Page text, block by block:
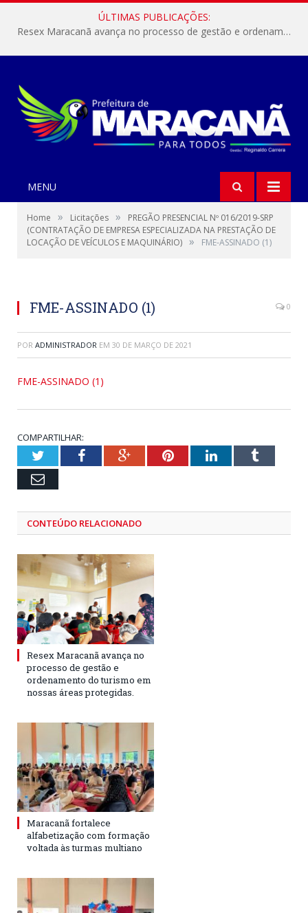
ÚLTIMAS PUBLICAÇÕES:
Resex Maracanã avança no processo de gestão e ordenamento do turismo em nossas áreas protegidas.
MENU
Home » Licitações »
PREGÃO PRESENCIAL Nº 016/2019-SRP
(CONTRATAÇÃO DE EMPRESA ESPECIALIZADA NA PRESTAÇÃO DE
LOCAÇÃO DE VEÍCULOS E MAQUINÁRIO) » FME-ASSINADO (1)
FME-ASSINADO (1) 0
POR ADMINISTRADOR EM 30 DE MARÇO DE 2021
FME-ASSINADO (1)
COMPARTILHAR:
TwitterFacebookGoogle+PinterestLinkedInTumblr
Email
CONTEÚDO RELACIONADO
Resex Maracanã avança no
processo de gestão e
ordenamento do turismo em
nossas áreas protegidas.
Maracanã fortalece
alfabetização com formação
voltada às turmas multiano